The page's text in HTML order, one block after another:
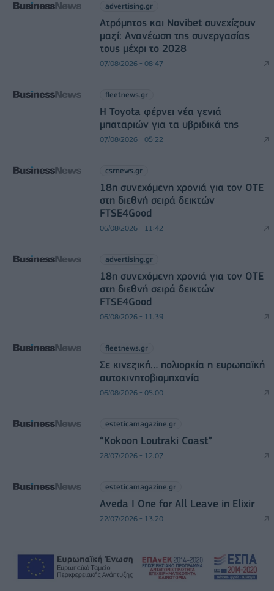
advertising.gr
Ατρόμητος και Novibet συνεχίζουν
μαζί: Ανανέωση της συνεργασίας
τους μέχρι το 2028
07/08/2026 - 08:47
fleetnews.gr
Η Toyota φέρνει νέα γενιά
μπαταριών για τα υβριδικά της
07/08/2026 - 05:22
csrnews.gr
18η συνεχόμενη χρονιά για τον ΟΤΕ
στη διεθνή σειρά δεικτών
FTSE4Good
06/08/2026 - 11:42
advertising.gr
18η συνεχόμενη χρονιά για τον ΟΤΕ
στη διεθνή σειρά δεικτών
FTSE4Good
06/08/2026 - 11:39
fleetnews.gr
Σε κινεζική… πολιορκία η ευρωπαϊκή
αυτοκινητοβιομηχανία
06/08/2026 - 05:00
esteticamagazine.gr
“Kokoon Loutraki Coast”
28/07/2026 - 12:07
esteticamagazine.gr
Aveda I One for All Leave in Elixir
22/07/2026 - 13:20